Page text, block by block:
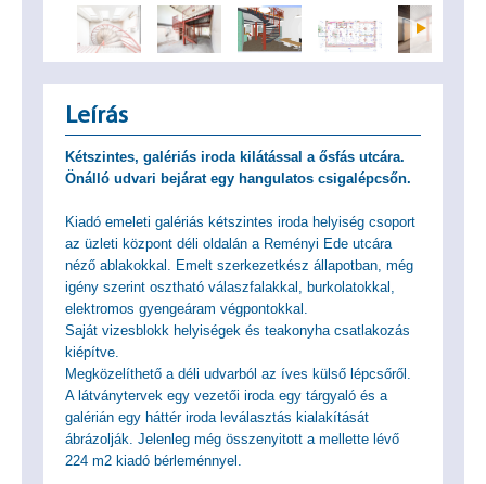
Leírás
Kétszintes, galériás iroda kilátással a ősfás utcára.
Önálló udvari bejárat egy hangulatos csigalépcsőn.
Kiadó emeleti galériás kétszintes iroda helyiség csoport
az üzleti központ déli oldalán a Reményi Ede utcára
néző ablakokkal. Emelt szerkezetkész állapotban, még
igény szerint osztható válaszfalakkal, burkolatokkal,
elektromos gyengeáram végpontokkal.
Saját vizesblokk helyiségek és teakonyha csatlakozás
kiépítve.
Megközelíthető a déli udvarból az íves külső lépcsőről.
A látványtervek egy vezetői iroda egy tárgyaló és a
galérián egy háttér iroda leválasztás kialakítását
ábrázolják. Jelenleg még összenyitott a mellette lévő
224 m2 kiadó bérleménnyel.